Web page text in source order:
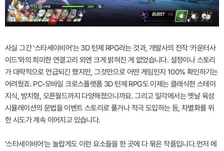
사실 그간 '스타세이비어'는 3D 턴제 RPG라는 것과, 개발사의 전작 '카운터사
이드'와의 희미한 연결고리 외엔 크게 밝혀진 게 없었습니다. 설정이나 스토리
가 대략적으로 언급되긴 했지만, 그것만으로 어떤 게임인지 100% 확인하기는
어려웠죠. PC-모바일 크로스플랫폼 3D 턴제 RPG도 이제는 클래식한 스테이
지식, 방치형, 오픈월드까지 다양해졌으니까요. 그리고 일각에서는 옛날 육성
시뮬레이션의 문법을 이벤트 스토리로 풀거나 적극 도입하는 등, 차별화를 위
한 시도가 계속 이어지고 있습니다.
'스타세이비어'는 놀랍게도 이런 요소들을 한 곳에 다 묶은 작품입니다.먼저 메